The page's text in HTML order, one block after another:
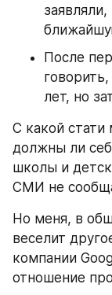
После
лет, но
С какой стати
должны ли
школы и
СМИ не
Но меня, в
веселит
компании
отношение